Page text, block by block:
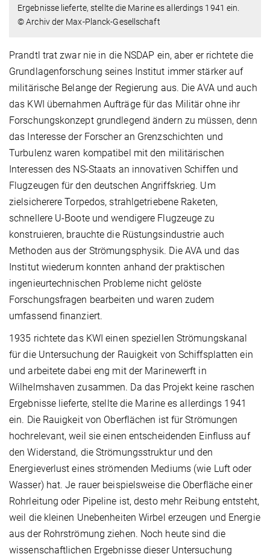
Ergebnisse lieferte, stellte die Marine es allerdings 1941 ein.
© Archiv der Max-Planck-Gesellschaft
Prandtl trat zwar nie in die NSDAP ein, aber er richtete die
Grundlagenforschung seines Institut immer stärker auf
militärische Belange der Regierung aus. Die AVA und auch
das KWI übernahmen Aufträge für das Militär ohne ihr
Forschungskonzept grundlegend ändern zu müssen, denn
das Interesse der Forscher an Grenzschichten und
Turbulenz waren kompatibel mit den militärischen
Interessen des NS-Staats an innovativen Schiffen und
Flugzeugen für den deutschen Angriffskrieg. Um
zielsicherere Torpedos, strahlgetriebene Raketen,
schnellere U-Boote und wendigere Flugzeuge zu
konstruieren, brauchte die Rüstungsindustrie auch
Methoden aus der Strömungsphysik. Die AVA und das
Institut wiederum konnten anhand der praktischen
ingenieurtechnischen Probleme nicht gelöste
Forschungsfragen bearbeiten und waren zudem
umfassend finanziert.
1935 richtete das KWI einen speziellen Strömungskanal
für die Untersuchung der Rauigkeit von Schiffsplatten ein
und arbeitete dabei eng mit der Marinewerft in
Wilhelmshaven zusammen. Da das Projekt keine raschen
Ergebnisse lieferte, stellte die Marine es allerdings 1941
ein. Die Rauigkeit von Oberflächen ist für Strömungen
hochrelevant, weil sie einen entscheidenden Einfluss auf
den Widerstand, die Strömungsstruktur und den
Energieverlust eines strömenden Mediums (wie Luft oder
Wasser) hat. Je rauer beispielsweise die Oberfläche einer
Rohrleitung oder Pipeline ist, desto mehr Reibung entsteht,
weil die kleinen Unebenheiten Wirbel erzeugen und Energie
aus der Rohrströmung ziehen. Noch heute sind die
wissenschaftlichen Ergebnisse dieser Untersuchung